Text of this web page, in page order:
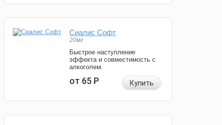
Сиалис Софт
20мг
Быстрое наступление
эффекта и совместимость с
алкоголем.
от 65Р Купить